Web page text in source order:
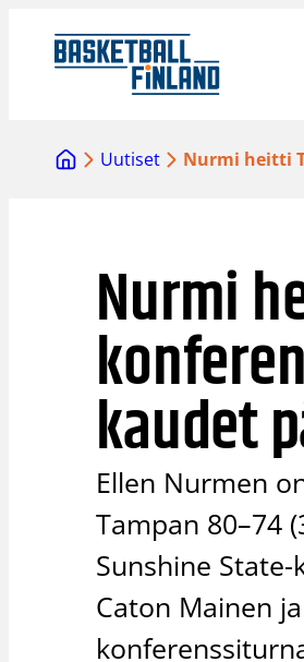
sisältöön
Uutiset Nurmi heitti
Nurmi
kaudet
Ellen Nurmen
Tampan 80–74
Sunshine
Caton Mainen